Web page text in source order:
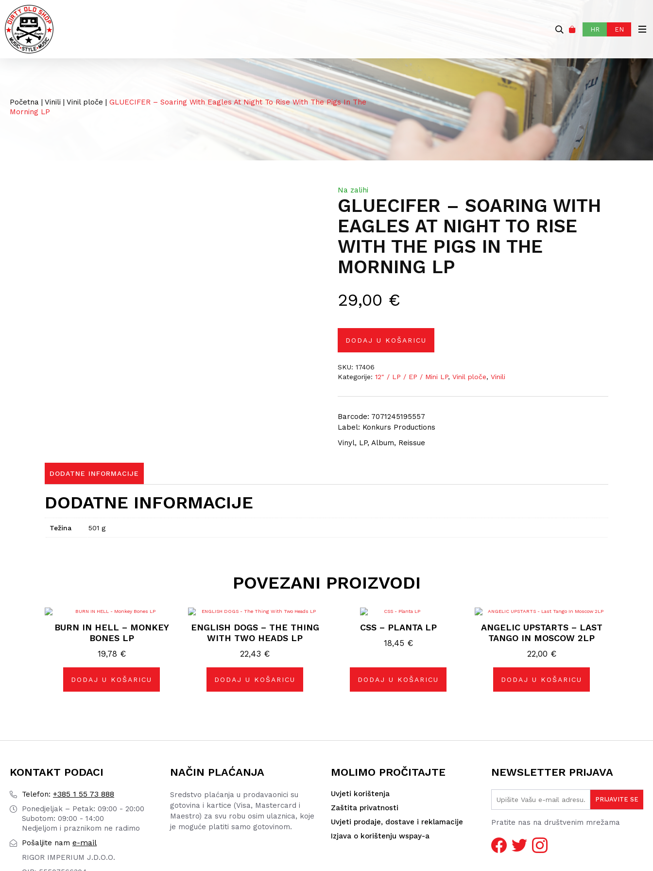
HR EN
Početna | Vinili | Vinil ploče | GLUECIFER – Soaring With Eagles At Night To Rise With The Pigs In The
Morning LP
GLUECIFER – SOARING WITH
EAGLES AT NIGHT TO RISE
WITH THE PIGS IN THE
MORNING LP
29,00 €
Barcode: 7071245195557
Label: Konkurs Productions
Vinyl, LP, Album, Reissue
Na zalihi
DODAJ U KOŠARICU
SKU:17406
Kategorije:12" / LP / EP / Mini LP,Vinil ploče,Vinili
DODATNE INFORMACIJE
DODATNE INFORMACIJE
Težina 501 g
POVEZANI PROIZVODI
BURN IN HELL – MONKEY
BONES LP
19,78 €
DODAJ U KOŠARICU
ENGLISH DOGS – THE THING
WITH TWO HEADS LP
22,43 €
DODAJ U KOŠARICU
CSS – PLANTA LP
18,45 €
DODAJ U KOŠARICU
ANGELIC UPSTARTS – LAST
TANGO IN MOSCOW 2LP
22,00 €
DODAJ U KOŠARICU
KONTAKT PODACI
Telefon: +385 1 55 73 888
Ponedjeljak – Petak: 09:00 - 20:00
Subotom: 09:00 - 14:00
Nedjeljom i praznikom ne radimo
Pošaljite nam e-mail
RIGOR IMPERIUM J.D.O.O.
NAČIN PLAĆANJA
Sredstvo plaćanja u prodavaonici su
gotovina i kartice (Visa, Mastercard i
Maestro) za svu robu osim ulaznica, koje
je moguće platiti samo gotovinom.
MOLIMO PROČITAJTE
Uvjeti korištenja
Zaštita privatnosti
Uvjeti prodaje, dostave i reklamacije
Izjava o korištenju wspay-a
NEWSLETTER PRIJAVA
Pratite nas na društvenim mrežama